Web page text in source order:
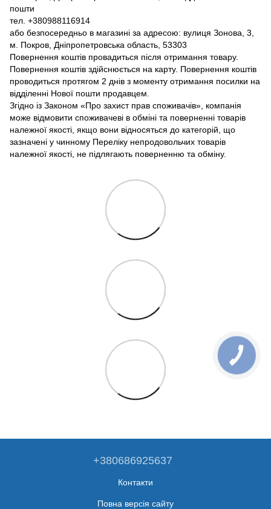
пошти
тел. +380988116914
або безпосередньо в магазині за адресою: вулиця Зонова, 3,
м. Покров, Дніпропетровська область, 53303
Повернення коштів провадиться після отримання товару.
Повернення коштів здійснюється на карту. Повернення коштів
проводиться протягом 2 днів з моменту отримання посилки на
відділенні Нової пошти продавцем.
Згідно із Законом «Про захист прав споживачів», компанія
може відмовити споживачеві в обміні та поверненні товарів
належної якості, якщо вони відносяться до категорій, що
зазначені у чинному Переліку непродовольчих товарів
належної якості, не підлягають поверненню та обміну.
+380686925637
Контакти
Повна версія сайту